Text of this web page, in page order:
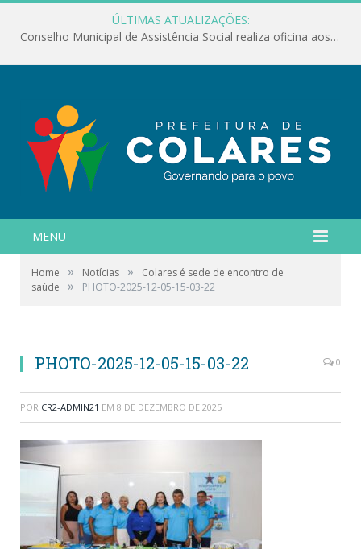
ÚLTIMAS ATUALIZAÇÕES:
Conselho Municipal de Assistência Social realiza oficina aos servidores
MENU
Home » Notícias »
Colares é sede de encontro de
saúde
» PHOTO-2025-12-05-15-03-22
PHOTO-2025-12-05-15-03-22 0
POR CR2-ADMIN21 EM 8 DE DEZEMBRO DE 2025